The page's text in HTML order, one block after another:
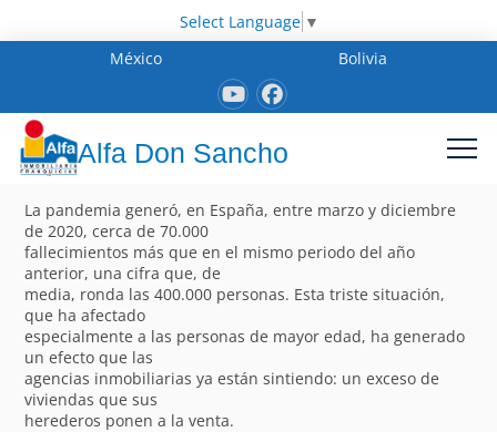
Select Language ▼
México
Bolivia
Alfa Don Sancho
La pandemia generó, en España, entre marzo y diciembre
de 2020, cerca de 70.000
fallecimientos más que en el mismo periodo del año
anterior, una cifra que, de
media, ronda las 400.000 personas. Esta triste situación,
que ha afectado
especialmente a las personas de mayor edad, ha generado
un efecto que las
agencias inmobiliarias ya están sintiendo: un exceso de
viviendas que sus
herederos ponen a la venta.